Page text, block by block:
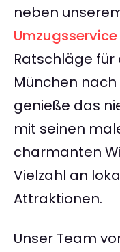
neben
Umzugsservice
Ratschläge für
München
genieße das
mit seinen
charmanten
Vielzahl an
Attraktionen.
Unser Team